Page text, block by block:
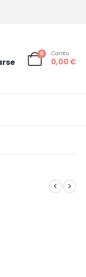
0 Carrito
0,00€